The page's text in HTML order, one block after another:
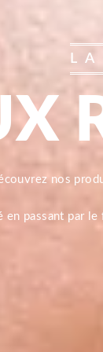
nos
en passant par